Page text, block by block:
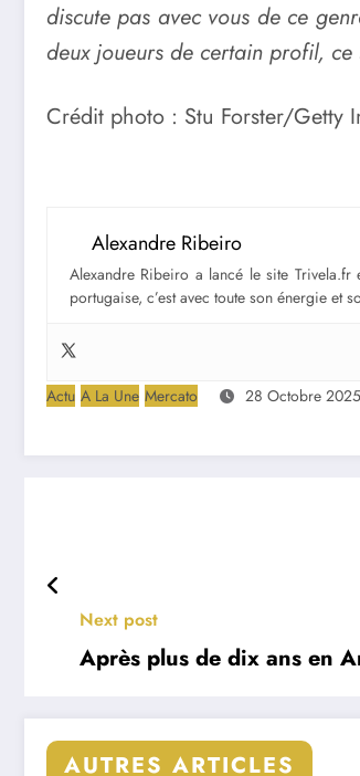
discute pas avec vous de ce
deux joueurs de certain profil,
Crédit photo : Stu Forster/Getty
Alexandre Ribeiro
Alexandre Ribeiro a lancé le site
portugaise, c’est avec toute son énergie
Actu A La Une Mercato 28 Octobre 2025
Next post
Après plus de dix ans en
AUTRES ARTICLES